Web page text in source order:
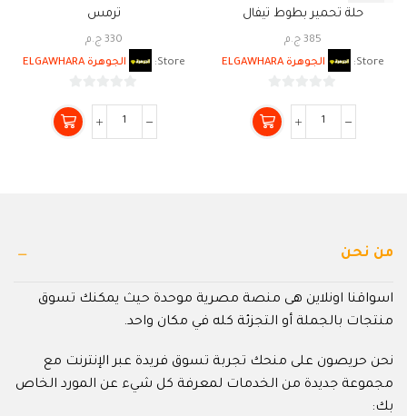
حلة تحمير بطوط تيفال
385 ج.م
Store:
الجوهرة ELGAWHARA
من
5
ترمس
330 ج.م
Store:
الجوهرة ELGAWHARA
من
5
من نحن
اسواقنا اونلاين هى منصة مصرية موحدة حيث يمكنك تسوق
منتجات بالجملة أو التجزئة كله في مكان واحد.
نحن حريصون على منحك تجربة تسوق فريدة عبر الإنترنت مع
مجموعة جديدة من الخدمات لمعرفة كل شيء عن المورد الخاص
بك: